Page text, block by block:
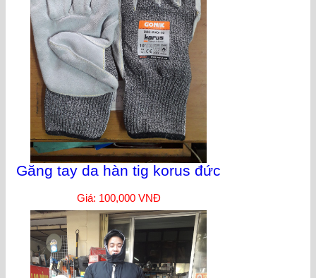
Găng tay da hàn tig korus đức
Giá: 100,000 VNĐ